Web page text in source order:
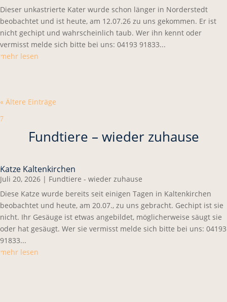
Dieser unkastrierte Kater wurde schon länger in Norderstedt
beobachtet und ist heute, am 12.07.26 zu uns gekommen. Er ist
nicht gechipt und wahrscheinlich taub. Wer ihn kennt oder
vermisst melde sich bitte bei uns: 04193 91833...
mehr lesen
« Ältere Einträge
7
Fundtiere – wieder zuhause
Katze Kaltenkirchen
Juli 20, 2026 | Fundtiere - wieder zuhause
Diese Katze wurde bereits seit einigen Tagen in Kaltenkirchen
beobachtet und heute, am 20.07., zu uns gebracht. Gechipt ist sie
nicht. Ihr Gesäuge ist etwas angebildet, möglicherweise säugt sie
oder hat gesäugt. Wer sie vermisst melde sich bitte bei uns: 04193
91833...
mehr lesen